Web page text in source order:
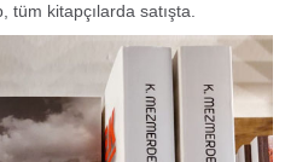
tüm kitapçılarda satışta.